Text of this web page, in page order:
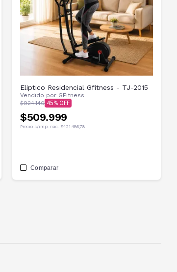
Eliptico Residencial Gfitness - TJ-2015
Vendido por GFitness
$924.140 45
$509.999
Precio s/imp. nac. $421.486,78
Comparar